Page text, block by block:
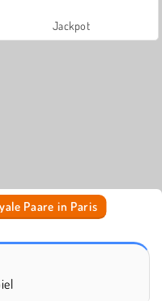
Jackpot
Paare in Paris